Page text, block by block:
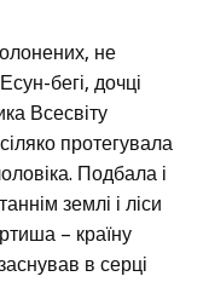
не
бегі, дочці
Всесвіту
протегувала
Подбала і
землі і ліси
– країну
в серці